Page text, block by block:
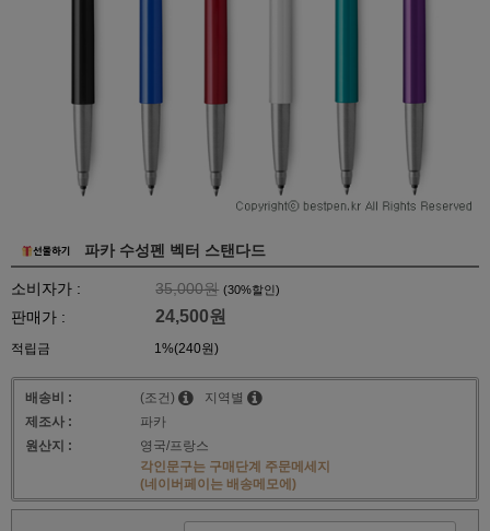
파카 수성펜 벡터 스탠다드
소비자가 : 35,000원 (30%할인)
판매가 : 24,500원
적립금 1%(240원)
배송비 : (조건)
지역별
제조사 :
파카
원산지 :
영국/프랑스
각인문구는 구매단계 주문메세지
(네이버페이는 배송메모에)